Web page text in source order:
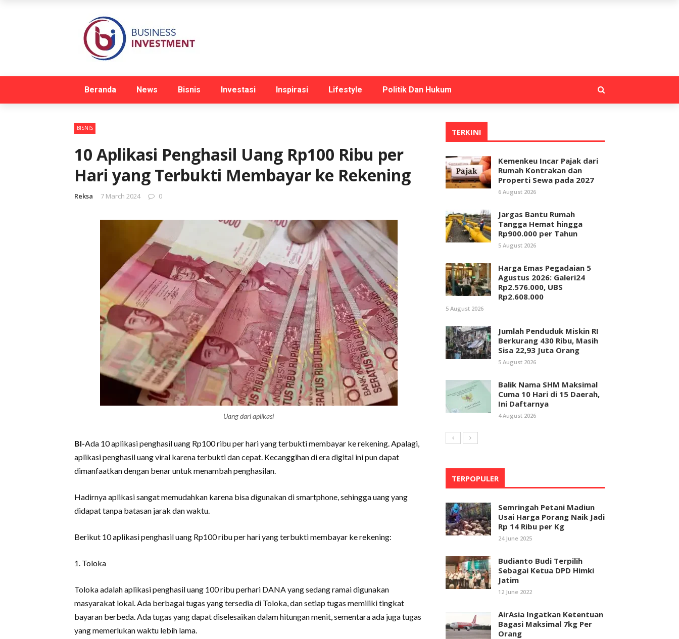
Beranda News Bisnis Investasi Inspirasi Lifestyle Politik Dan Hukum
BISNIS
10 Aplikasi Penghasil Uang Rp100 Ribu per
Hari yang Terbukti Membayar ke Rekening
Reksa 7 March 2024 0
Uang dari aplikasi
BI-Ada 10 aplikasi penghasil uang Rp100 ribu per hari yang terbukti membayar ke rekening. Apalagi,
aplikasi penghasil uang viral karena terbukti dan cepat. Kecanggihan di era digital ini pun dapat
dimanfaatkan dengan benar untuk menambah penghasilan.
Hadirnya aplikasi sangat memudahkan karena bisa digunakan di smartphone, sehingga uang yang
didapat tanpa batasan jarak dan waktu.
Berikut 10 aplikasi penghasil uang Rp100 ribu per hari yang terbukti membayar ke rekening:
1. Toloka
Toloka adalah aplikasi penghasil uang 100 ribu perhari DANA yang sedang ramai digunakan
masyarakat lokal. Ada berbagai tugas yang tersedia di Toloka, dan setiap tugas memiliki tingkat
bayaran berbeda. Ada tugas yang dapat diselesaikan dalam hitungan menit, sementara ada juga tugas
yang memerlukan waktu lebih lama.
TERKINI
Kemenkeu Incar Pajak dari
Rumah Kontrakan dan
Properti Sewa pada 2027
6 August 2026
Jargas Bantu Rumah
Tangga Hemat hingga
Rp900.000 per Tahun
5 August 2026
Harga Emas Pegadaian 5
Agustus 2026: Galeri24
Rp2.576.000, UBS
Rp2.608.000
5 August 2026
Jumlah Penduduk Miskin RI
Berkurang 430 Ribu, Masih
Sisa 22,93 Juta Orang
5 August 2026
Balik Nama SHM Maksimal
Cuma 10 Hari di 15 Daerah,
Ini Daftarnya
4 August 2026
TERPOPULER
Semringah Petani Madiun
Usai Harga Porang Naik Jadi
Rp 14 Ribu per Kg
24 June 2025
Budianto Budi Terpilih
Sebagai Ketua DPD Himki
Jatim
12 June 2022
AirAsia Ingatkan Ketentuan
Bagasi Maksimal 7kg Per
Orang